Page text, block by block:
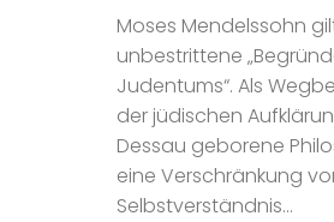
Moses Mendelssohn
unbestrittene
Judentums“. Als
der jüdischen
Dessau geborene
eine Verschränkung
Selbstverständnis...